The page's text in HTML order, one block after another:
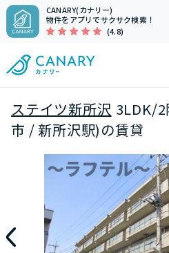
CANARY(カナリー)
物件をアプリでサクサク検索！
(4.8)
ステイツ新所沢 3LDK/
市 / 新所沢駅)の賃貸